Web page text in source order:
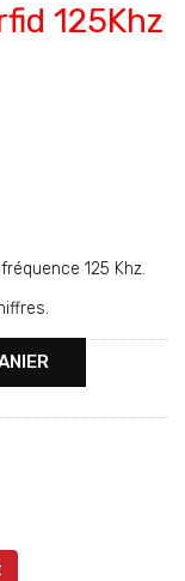
125Khz
125 Khz.